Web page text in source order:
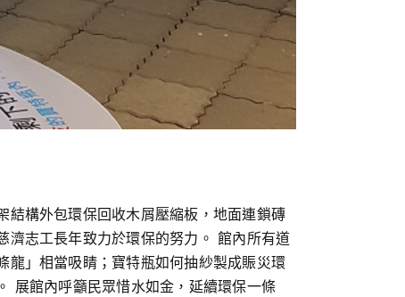
結構外包環保回收木屑壓縮板，地面連鎖磚
濟志工長年致力於環保的努力。 館內所有道
龍」相當吸睛；寶特瓶如何抽紗製成賑災環
展館內呼籲民眾惜水如金，延續環保一條